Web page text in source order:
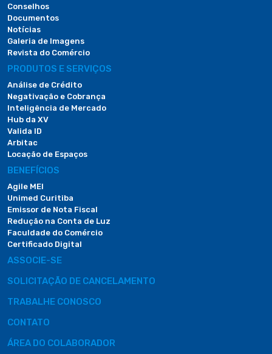
Conselhos
Documentos
Notícias
Galeria de Imagens
Revista do Comércio
PRODUTOS E SERVIÇOS
Análise de Crédito
Negativação e Cobrança
Inteligência de Mercado
Hub da XV
Valida ID
Arbitac
Locação de Espaços
BENEFÍCIOS
Agile MEI
Unimed Curitiba
Emissor de Nota Fiscal
Redução na Conta de Luz
Faculdade do Comércio
Certificado Digital
ASSOCIE-SE
SOLICITAÇÃO DE CANCELAMENTO
TRABALHE CONOSCO
CONTATO
ÁREA DO COLABORADOR